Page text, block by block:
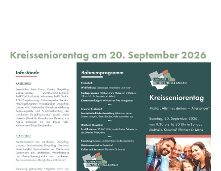
Kreisseniorentag am 20. September 2026